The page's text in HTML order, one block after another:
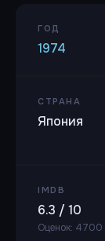
ГОД
1974
СТРАНА
Япония
IMDB
6.3 / 10
Оценок: 4700